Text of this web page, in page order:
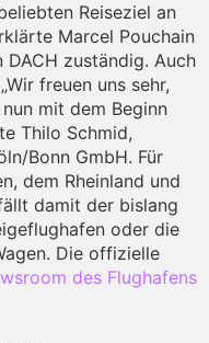
Reiseziel an
Marcel Pouchain
DACH zuständig. Auch
freuen uns sehr,
mit dem Beginn
Thilo Schmid,
Bonn GmbH. Für
dem Rheinland und
damit der bislang
oder die
Die offizielle
des Flughafens